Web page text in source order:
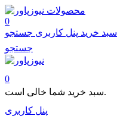
محصولات
0
سبد خرید پنل کاربری جستجو
جستجو
0
سبد خرید شما خالی است.
پنل کاربری